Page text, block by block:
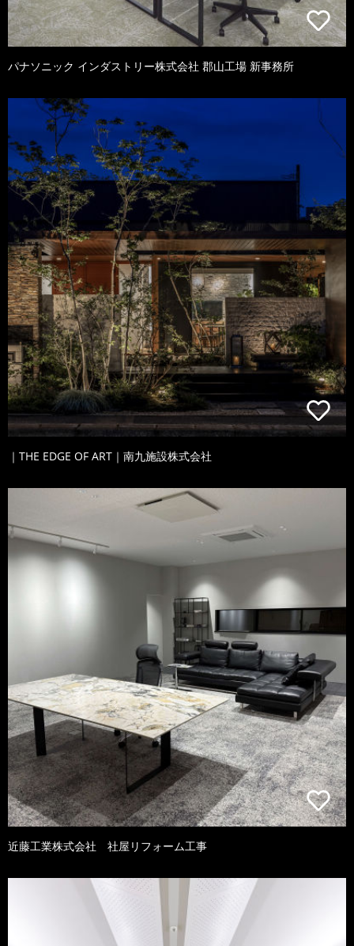
パナソニック インダストリー株式会社 郡山工場 新事務所
｜THE EDGE OF ART｜南九施設株式会社
近藤工業株式会社 社屋リフォーム工事